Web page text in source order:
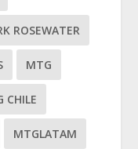
ROSEWATER
MTG
CHILE
MTGLATAM